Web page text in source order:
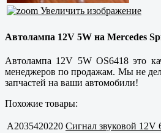
Увеличить изображение
Автолампа 12V 5W на Mercedes
Автолампа 12V 5W OS6418 это
менеджеров по продажам. Мы не
запчастей на ваши автомобили!
Похожие товары:
A2035420220 Сигнал звуковой 12V